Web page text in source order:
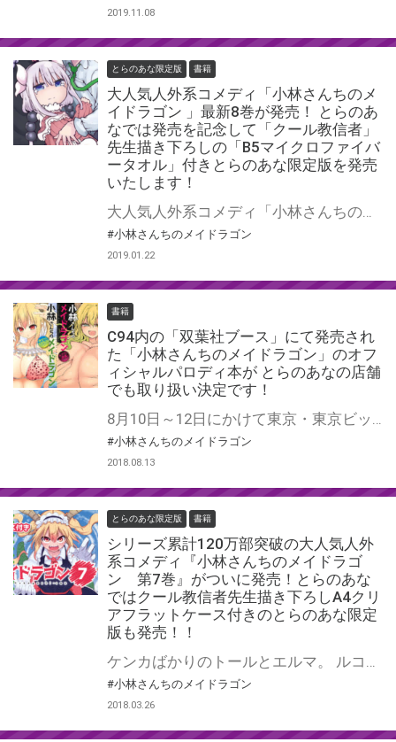
2019.11.08
とらのあな限定版 書籍
大人気人外系コメディ「小林さんちのメ
イドラゴン 」最新8巻が発売！ とらのあ
なでは発売を記念して「クール教信者」
先生描き下ろしの「B5マイクロファイバ
ータオル」付きとらのあな限定版を発売
いたします！
大人気人外系コメディ「小林さんちのメイドラゴン 」最新8巻が2019年2月12日に発売！ とらのあなでは最新8巻を記念してB5サイズの「マイクロファイバータオル付き」限定版を発売いたします。 イラストは「クール教信者」先生の描き下ろし！ とらのあな限定版は数量が限られておりますので是非この機会にお買い求めください！
#小林さんちのメイドラゴン
2019.01.22
書籍
C94内の「双葉社ブース」にて発売され
た「小林さんちのメイドラゴン」のオフ
ィシャルパロディ本が とらのあなの店舗
でも取り扱い決定です！
8月10日～12日にかけて東京・東京ビッグサイトで行われたC94の双葉社ブースにて販売された 「小林さんちのメイドラゴン」のオフィシャルパロディ本2冊がとらのあなでも発売決定です！ 「クール教信者」先生がカバーを描き下ろし、人気作家も多数参加しておりますので 是非この機会にお求めください！
#小林さんちのメイドラゴン
2018.08.13
とらのあな限定版 書籍
シリーズ累計120万部突破の大人気人外
系コメディ『小林さんちのメイドラゴ
ン 第7巻』がついに発売！とらのあな
ではクール教信者先生描き下ろしA4クリ
アフラットケース付きのとらのあな限定
版も発売！！
ケンカばかりのトールとエルマ。 ルコアに押されっぱなしの翔太。 それぞれのコンビについに変化の時が・・・？ 一方、ドラゴンのどの勢力に入るか悩むカンナは、 自分を追放した父に想いをはせるが・・・？ シリーズ累計120万部突破の大人気人外系コメディ『小林さんちのメイドラゴン 第7巻』がついに発売です！ とらのあなでは発売を記念して、 クール教信者先生の描き下ろしイラストを使用したA4クリアフラットケースが付いたとらのあな限定版をご用意しました！ 本作品の限定版はなくなり次第販売終了となりますので、お早めにお求め下さい！！
#小林さんちのメイドラゴン
2018.03.26